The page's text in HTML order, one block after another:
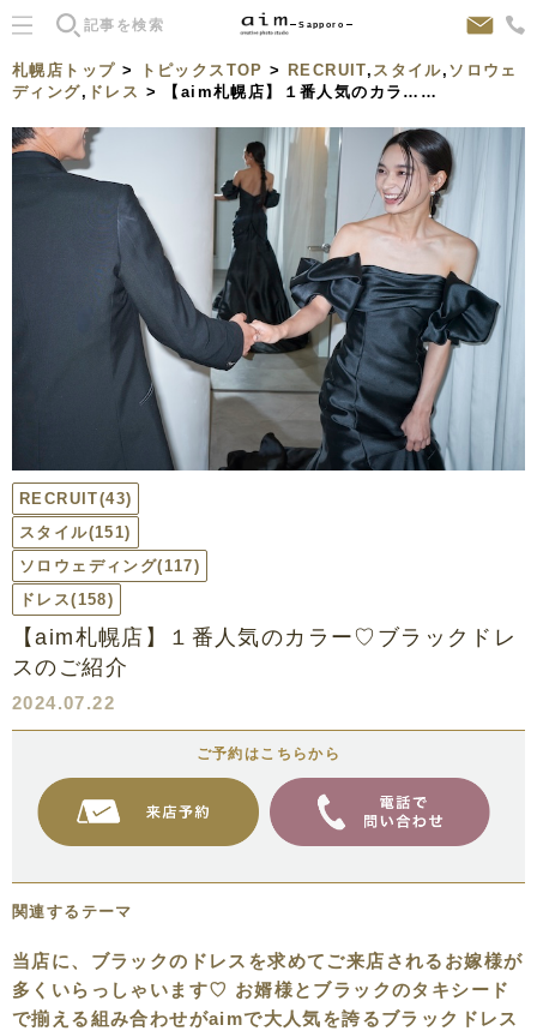
Sapporo
札幌店トップ > トピックスTOP > RECRUIT, スタイル, ソロウェ
ディング, ドレス > 【aim札幌店】１番人気のカラ……
RECRUIT(43)
スタイル(151)
ソロウェディング(117)
ドレス(158)
【aim札幌店】１番人気のカラー♡ブラックドレ
スのご紹介
2024.07.22
ご予約はこちらから
関連するテーマ
当店に、ブラックのドレスを求めてご来店されるお嫁様が
多くいらっしゃいます♡ お婿様とブラックのタキシード
で揃える組み合わせがaimで大人気を誇るブラックドレス